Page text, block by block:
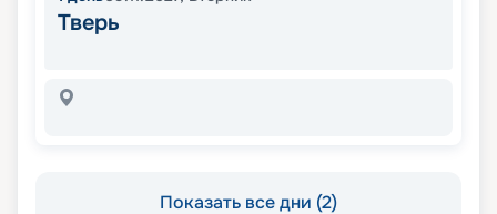
Тверь
Показать все дни (2)